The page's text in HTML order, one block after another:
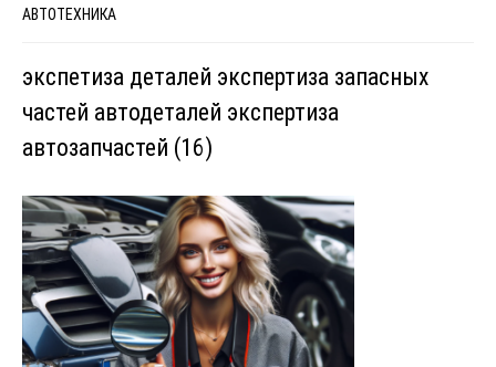
АВТОТЕХНИКА
экспетиза деталей экспертиза запасных
частей автодеталей экспертиза
автозапчастей (16)